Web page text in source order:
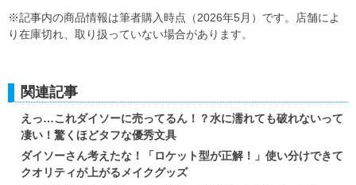
※記事内の商品情報は筆者購入時点（2026年5月）です。店舗によ
り在庫切れ、取り扱っていない場合があります。
関連記事
えっ…これダイソーに売ってるん！？水に濡れても破れないって
凄い！驚くほどタフな優秀文具
ダイソーさん考えたな！「ロケット型が正解！」使い分けできて
クオリティが上がるメイクグッズ